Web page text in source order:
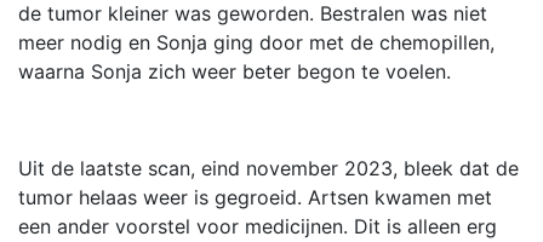
de tumor kleiner was geworden. Bestralen was niet
meer nodig en Sonja ging door met de chemopillen,
waarna Sonja zich weer beter begon te voelen.
Uit de laatste scan, eind november 2023, bleek dat de
tumor helaas weer is gegroeid. Artsen kwamen met
een ander voorstel voor medicijnen. Dit is alleen erg